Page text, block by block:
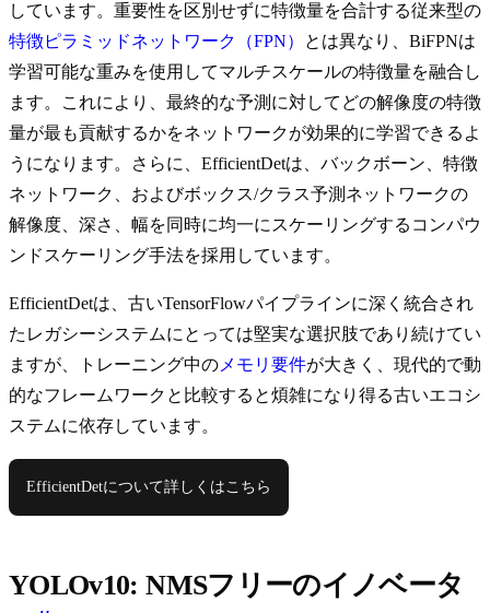
しています。重要性を区別せずに特徴量を合計する従来型の
特徴ピラミッドネットワーク（FPN）
とは異なり、BiFPNは
学習可能な重みを使用してマルチスケールの特徴量を融合し
ます。これにより、最終的な予測に対してどの解像度の特徴
量が最も貢献するかをネットワークが効果的に学習できるよ
うになります。さらに、EfficientDetは、バックボーン、特徴
ネットワーク、およびボックス/クラス予測ネットワークの
解像度、深さ、幅を同時に均一にスケーリングするコンパウ
ンドスケーリング手法を採用しています。
EfficientDetは、古いTensorFlowパイプラインに深く統合され
たレガシーシステムにとっては堅実な選択肢であり続けてい
ますが、トレーニング中の メモリ要件が大きく、現代的で動
的なフレームワークと比較すると煩雑になり得る古いエコシ
ステムに依存しています。
EfficientDetについて詳しくはこちら
YOLOv10: NMSフリーのイノベータ